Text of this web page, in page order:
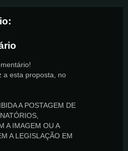
a esta proposta, no
A POSTAGEM DE
A IMAGEM OU A
A LEGISLAÇÃO EM